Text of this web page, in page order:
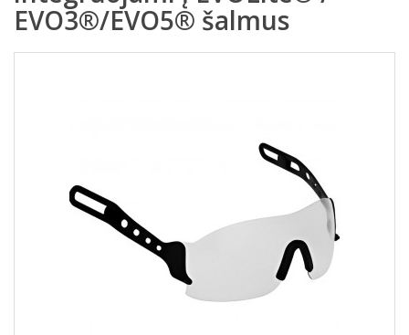
EVO3®/EVO5® šalmus